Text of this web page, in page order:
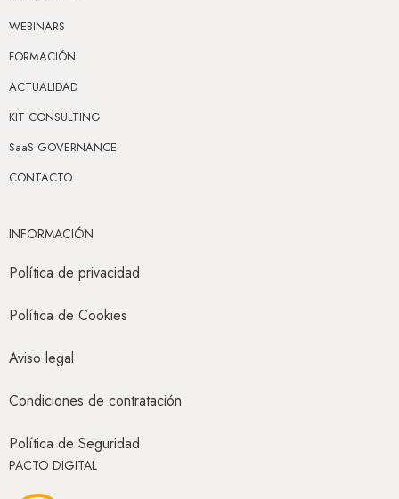
WEBINARS
FORMACIÓN
ACTUALIDAD
KIT CONSULTING
SaaS GOVERNANCE
CONTACTO
INFORMACIÓN
Política de privacidad
Política de Cookies
Aviso legal
Condiciones de contratación
Política de Seguridad
PACTO DIGITAL